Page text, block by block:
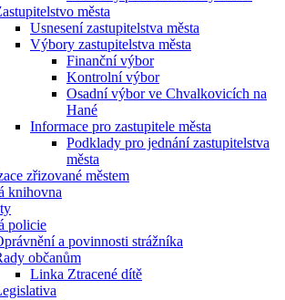
města
Usnesení zastupitelstva města
Výbory zastupitelstva města
Finanční výbor
Kontrolní výbor
Osadní výbor ve Chvalkovicích na
Hané
Informace pro zastupitele města
Podklady pro jednání zastupitelstva
města
zřizované městem
knihovna
policie
a povinnosti strážníka
občanům
Linka Ztracené dítě